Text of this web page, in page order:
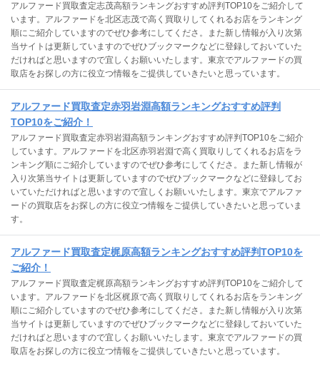
アルファード買取査定志茂高額ランキングおすすめ評判TOP10をご紹介して
います。アルファードを北区志茂で高く買取りしてくれるお店をランキング
順にご紹介していますのでぜひ参考にしてくださ。また新し情報が入り次第
当サイトは更新していますのでぜひブックマークなどに登録しておいていた
だければと思いますので宜しくお願いいたします。東京でアルファードの買
取店をお探しの方に役立つ情報をご提供していきたいと思っています。
アルファード買取査定赤羽岩淵高額ランキングおすすめ評判
TOP10をご紹介！
アルファード買取査定赤羽岩淵高額ランキングおすすめ評判TOP10をご紹介
しています。アルファードを北区赤羽岩淵で高く買取りしてくれるお店をラ
ンキング順にご紹介していますのでぜひ参考にしてくださ。また新し情報が
入り次第当サイトは更新していますのでぜひブックマークなどに登録してお
いていただければと思いますので宜しくお願いいたします。東京でアルファ
ードの買取店をお探しの方に役立つ情報をご提供していきたいと思っていま
す。
アルファード買取査定梶原高額ランキングおすすめ評判TOP10を
ご紹介！
アルファード買取査定梶原高額ランキングおすすめ評判TOP10をご紹介して
います。アルファードを北区梶原で高く買取りしてくれるお店をランキング
順にご紹介していますのでぜひ参考にしてくださ。また新し情報が入り次第
当サイトは更新していますのでぜひブックマークなどに登録しておいていた
だければと思いますので宜しくお願いいたします。東京でアルファードの買
取店をお探しの方に役立つ情報をご提供していきたいと思っています。